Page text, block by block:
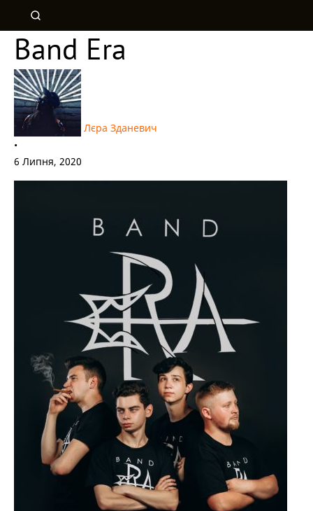
Band Era
Лєра Зданевич
•
6 Липня, 2020